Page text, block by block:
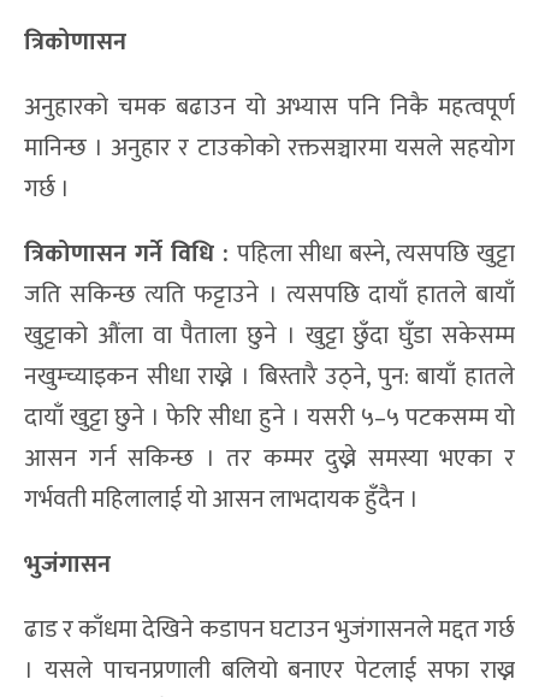
त्रिकोणासन
अनुहारको चमक बढाउन यो अभ्यास पनि निकै महत्वपूर्ण
मानिन्छ । अनुहार र टाउकोको रक्तसञ्चारमा यसले सहयोग
गर्छ ।
त्रिकोणासन गर्ने विधि : पहिला सीधा बस्ने, त्यसपछि खुट्टा
जति सकिन्छ त्यति फट्टाउने । त्यसपछि दायाँ हातले बायाँ
खुट्टाको औंला वा पैताला छुने । खुट्टा छुँदा घुँडा सकेसम्म
नखुम्च्याइकन सीधा राख्ने । बिस्तारै उठ्ने, पुन: बायाँ हातले
दायाँ खुट्टा छुने । फेरि सीधा हुने । यसरी ५–५ पटकसम्म यो
आसन गर्न सकिन्छ । तर कम्मर दुख्ने समस्या भएका र
गर्भवती महिलालाई यो आसन लाभदायक हुँदैन ।
भुजंगासन
ढाड र काँधमा देखिने कडापन घटाउन भुजंगासनले मद्दत गर्छ
। यसले पाचनप्रणाली बलियो बनाएर पेटलाई सफा राख्न